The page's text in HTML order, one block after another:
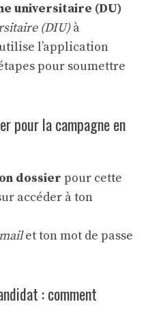
universitaire (DU)
(DIU)à
l’application
pour soumettre
pour la campagne en
dossier pour cette
accéder à ton
et ton mot de passe
: comment